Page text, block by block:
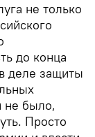
не только
до конца
деле защиты
не было,
Просто